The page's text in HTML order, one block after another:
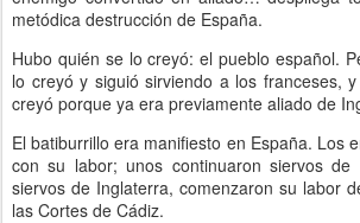
metódica destrucción de España.
Hubo quién se lo creyó: el pueblo español.
lo creyó y siguió sirviendo a los franceses,
creyó porque ya era previamente aliado de
El batiburrillo era manifiesto en España. Los
con su labor; unos continuaron siervos
siervos de Inglaterra, comenzaron su labor
las Cortes de Cádiz.